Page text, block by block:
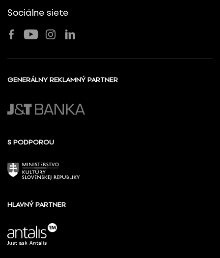
Sociálne siete
GENERÁLNY REKLAMNÝ PARTNER
S PODPOROU
HLAVNÝ PARTNER